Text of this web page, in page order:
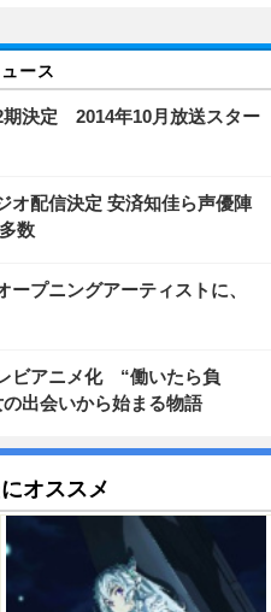
ース
期決定 2014年10月放送スター
オ配信決定 安済知佳ら声優陣
数
プニングアーティストに、
ビアニメ化 “働いたら負
出会いから始まる物語
オススメ